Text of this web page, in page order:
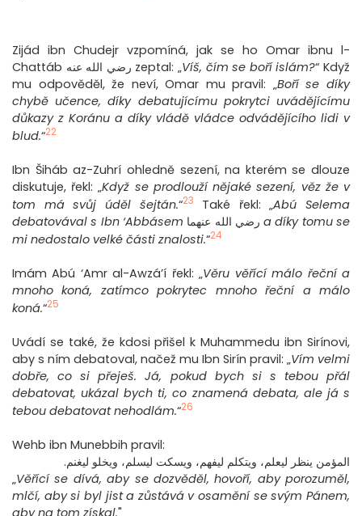
Zijád ibn Chudejr vzpomíná, jak se ho Omar ibnu l-
Chattáb رضي الله عنه zeptal: „Víš, čím se boří islám?“ Když
mu odpověděl, že neví, Omar mu pravil: „Boří se díky
chybě učence, díky debatujícímu pokrytci uvádějícímu
důkazy z Koránu a díky vládě vládce odvádějícího lidi v
blud.“22
Ibn Šiháb az-Zuhrí ohledně sezení, na kterém se dlouze
diskutuje, řekl: „Když se prodlouží nějaké sezení, věz že v
tom má svůj úděl šejtán.“23 Také řekl: „Abú Selema
debatovával s Ibn ‘Abbásem
رضي الله عنهماa díky tomu se
mi nedostalo velké části znalosti.“24
Imám Abú ‘Amr al-Awzá’í řekl: „Věru věřící málo řeční a
mnoho koná, zatímco pokrytec mnoho řeční a málo
koná.“25
Uvádí se také, že kdosi přišel k Muhammedu ibn Sirínovi,
aby s ním debatoval, načež mu Ibn Sirín pravil: „Vím velmi
dobře, co si přeješ. Já, pokud bych si s tebou přál
debatovat, ukázal bych ti, co znamená debata, ale já s
tebou debatovat nehodlám.“26
Wehb ibn Munebbih pravil:
المؤمن ينظر ليعلم، ويتكلم ليفهم، ويسكت ليسلم، ويخلو ليغنم.
„Věřící se dívá, aby se dozvěděl, hovoří, aby porozuměl,
mlčí, aby si byl jist a zůstává v osamění se svým Pánem,